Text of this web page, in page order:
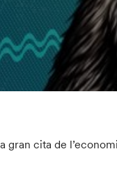
gran cita de